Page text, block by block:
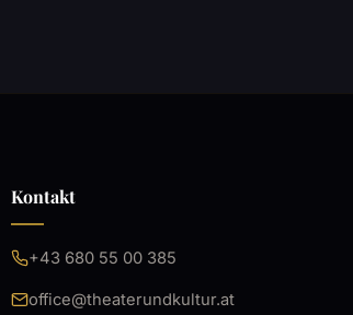
Kontakt
+43 680 55 00 385
office@theaterundkultur.at